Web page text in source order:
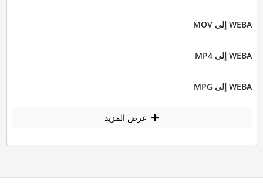
WEBA إلى MOV
WEBA إلى MP4
WEBA إلى MPG
عرض المزيد